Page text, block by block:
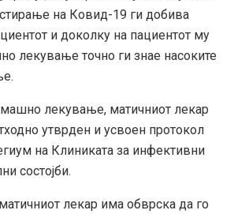
на Ковид-19 ги добива
и доколку на пациентот му
лекување точно ги знае насоките
лекување, матичниот лекар
утврден и усвоен протокол
на Клиниката за инфективни
состојби.
лекар има обврска да го